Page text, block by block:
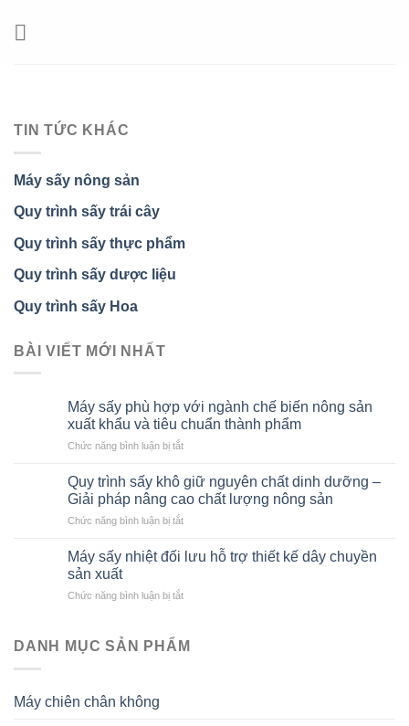
TIN TỨC KHÁC
Máy sấy nông sản
Quy trình sấy trái cây
Quy trình sấy thực phẩm
Quy trình sấy dược liệu
Quy trình sấy Hoa
BÀI VIẾT MỚI NHẤT
Máy sấy phù hợp với ngành chế biến nông sản
xuất khẩu và tiêu chuẩn thành phẩm
Chức năng bình luận bị tắtở
sấy
phù
hợp
với
chế
sản
và
Quy trình sấy khô giữ nguyên chất dinh dưỡng –
Giải pháp nâng cao chất lượng nông sản
Chức năng bình luận bị tắtở
trình
giữ
dinh
Máy sấy nhiệt đối lưu hỗ trợ thiết kế dây chuyền
sản xuất
Chức năng bình luận bị tắtở
nhiệt
DANH MỤC SẢN PHẨM
Máy chiên chân không